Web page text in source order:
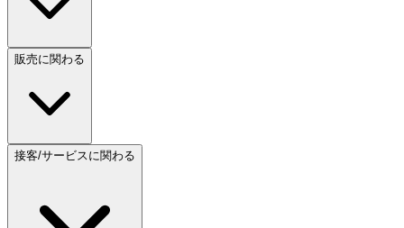
販売に関わる
接客/サービスに関わる